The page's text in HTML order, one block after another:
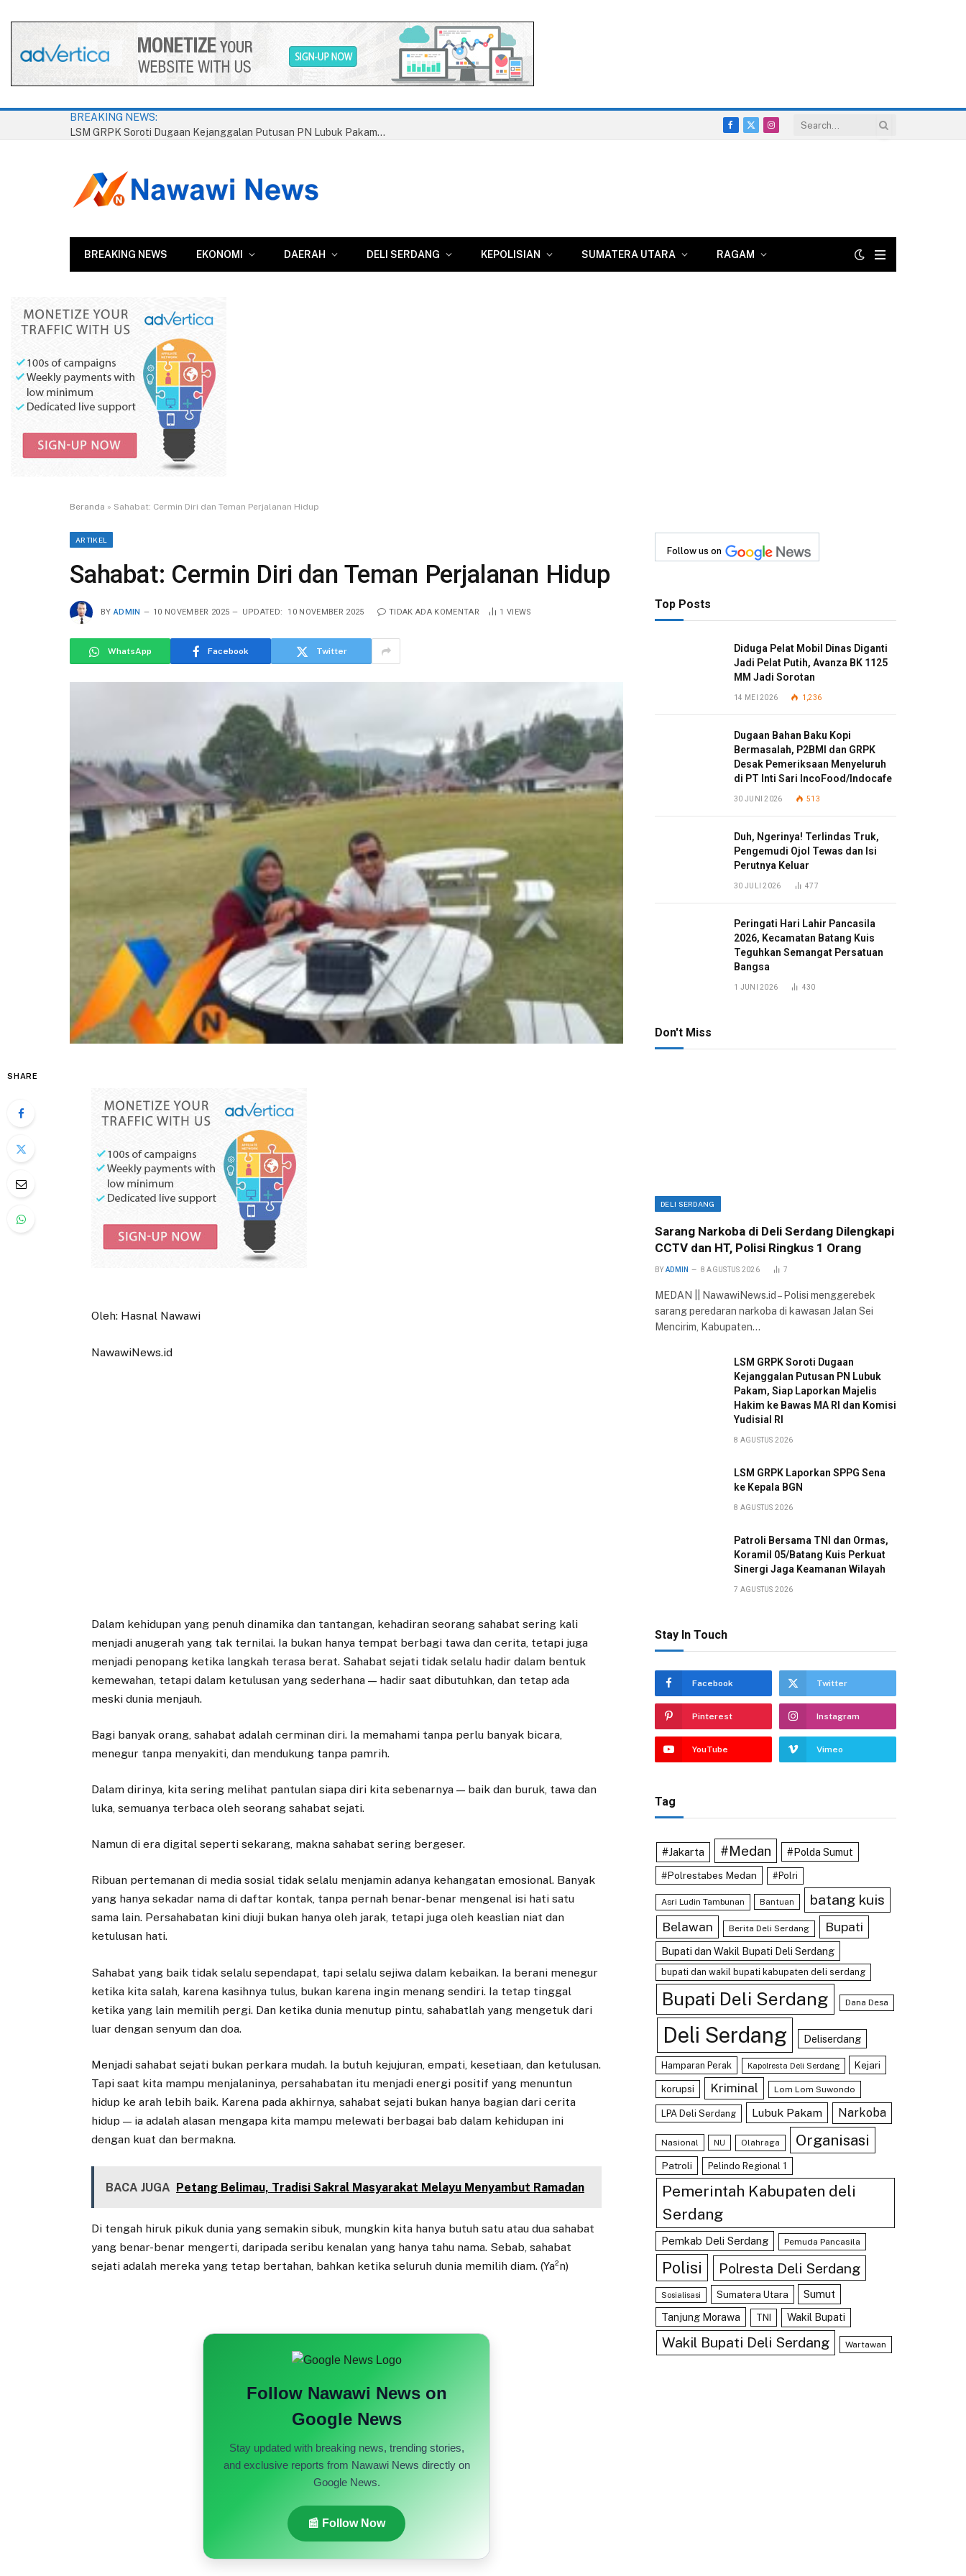
BREAKING NEWS:
LSM GRPK Soroti Dugaan Kejanggalan Putusan PN Lubuk Pakam, Siap Laporkan Majelis Hakim ke Bawas MA RI dan Komisi Yudisial RI
Facebook
X
Instagram
BREAKING NEWS EKONOMI DAERAH DELI SERDANG KEPOLISIAN SUMATERA UTARA RAGAM
Beranda » Sahabat: Cermin Diri dan Teman Perjalanan Hidup
ARTIKEL
Sahabat: Cermin Diri dan Teman Perjalanan Hidup
BY ADMIN 10 NOVEMBER 2025 UPDATED: 10 NOVEMBER 2025 TIDAK ADA KOMENTAR 1 VIEWS
WhatsApp Facebook Twitter
SHARE
Oleh: Hasnal Nawawi
NawawiNews.id
Dalam kehidupan yang penuh dinamika dan tantangan, kehadiran seorang sahabat sering kali
menjadi anugerah yang tak ternilai. Ia bukan hanya tempat berbagi tawa dan cerita, tetapi juga
menjadi penopang ketika langkah terasa berat. Sahabat sejati tidak selalu hadir dalam bentuk
kemewahan, tetapi dalam ketulusan yang sederhana — hadir saat dibutuhkan, dan tetap ada
meski dunia menjauh.
Bagi banyak orang, sahabat adalah cerminan diri. Ia memahami tanpa perlu banyak bicara,
menegur tanpa menyakiti, dan mendukung tanpa pamrih.
Dalam dirinya, kita sering melihat pantulan siapa diri kita sebenarnya — baik dan buruk, tawa dan
luka, semuanya terbaca oleh seorang sahabat sejati.
Namun di era digital seperti sekarang, makna sahabat sering bergeser.
Ribuan pertemanan di media sosial tidak selalu menjamin adanya kehangatan emosional. Banyak
yang hanya sekadar nama di daftar kontak, tanpa pernah benar-benar mengenal isi hati satu
sama lain. Persahabatan kini diuji bukan hanya oleh jarak, tetapi juga oleh keaslian niat dan
ketulusan hati.
Sahabat yang baik tidak selalu sependapat, tapi selalu sejiwa dalam kebaikan. Ia berani menegur
ketika kita salah, karena kasihnya tulus, bukan karena ingin menang sendiri. Ia tetap tinggal
ketika yang lain memilih pergi. Dan ketika dunia menutup pintu, sahabatlah yang mengetuk dari
luar dengan senyum dan doa.
Menjadi sahabat sejati bukan perkara mudah. Ia butuh kejujuran, empati, kesetiaan, dan ketulusan.
Tapi saat kita mampu menjalaninya, persahabatan itu menjadi energi positif yang menuntun
hidup ke arah lebih baik. Karena pada akhirnya, sahabat sejati bukan hanya bagian dari cerita
hidup — ia adalah alasan mengapa kita mampu melewati berbagai bab dalam kehidupan ini
dengan kuat dan bermakna.
BACA JUGA Petang Belimau, Tradisi Sakral Masyarakat Melayu Menyambut Ramadan
Di tengah hiruk pikuk dunia yang semakin sibuk, mungkin kita hanya butuh satu atau dua sahabat
yang benar-benar mengerti, daripada seribu kenalan yang hanya tahu nama. Sebab, sahabat
sejati adalah mereka yang tetap bertahan, bahkan ketika seluruh dunia memilih diam. (Ya²n)
Follow Nawawi News on
Google News
Stay updated with breaking news, trending stories,
and exclusive reports from Nawawi News directly on
Google News.
📰 Follow Now
Follow us on
Top Posts
Diduga Pelat Mobil Dinas Diganti
Jadi Pelat Putih, Avanza BK 1125
MM Jadi Sorotan
14 MEI 2026 1,236
Dugaan Bahan Baku Kopi
Bermasalah, P2BMI dan GRPK
Desak Pemeriksaan Menyeluruh
di PT Inti Sari IncoFood/Indocafe
30 JUNI 2026 513
Duh, Ngerinya! Terlindas Truk,
Pengemudi Ojol Tewas dan Isi
Perutnya Keluar
30 JULI 2026 477
Peringati Hari Lahir Pancasila
2026, Kecamatan Batang Kuis
Teguhkan Semangat Persatuan
Bangsa
1 JUNI 2026 430
Don't Miss
DELI SERDANG
Sarang Narkoba di Deli Serdang Dilengkapi
CCTV dan HT, Polisi Ringkus 1 Orang
BY ADMIN 8 AGUSTUS 2026 7
MEDAN || NawawiNews.id – Polisi menggerebek
sarang peredaran narkoba di kawasan Jalan Sei
Mencirim, Kabupaten…
LSM GRPK Soroti Dugaan
Kejanggalan Putusan PN Lubuk
Pakam, Siap Laporkan Majelis
Hakim ke Bawas MA RI dan Komisi
Yudisial RI
8 AGUSTUS 2026
LSM GRPK Laporkan SPPG Sena
ke Kepala BGN
8 AGUSTUS 2026
Patroli Bersama TNI dan Ormas,
Koramil 05/Batang Kuis Perkuat
Sinergi Jaga Keamanan Wilayah
7 AGUSTUS 2026
Stay In Touch
Facebook Twitter
Pinterest Instagram
YouTube Vimeo
Tag
#Jakarta #Medan #Polda Sumut
#Polrestabes Medan #Polri
Asri Ludin Tambunan Bantuan batang kuis
Belawan Berita Deli Serdang Bupati
Bupati dan Wakil Bupati Deli Serdang
bupati dan wakil bupati kabupaten deli serdang
Bupati Deli Serdang Dana Desa
Deli Serdang Deliserdang
Hamparan Perak Kapolresta Deli Serdang Kejari
korupsi Kriminal Lom Lom Suwondo
LPA Deli Serdang Lubuk Pakam Narkoba
Nasional NU Olahraga Organisasi
Patroli Pelindo Regional 1
Pemerintah Kabupaten deli
Serdang
Pemkab Deli Serdang Pemuda Pancasila
Polisi Polresta Deli Serdang
Sosialisasi Sumatera Utara
Sumut
Tanjung Morawa
TNI Wakil Bupati
Wakil Bupati Deli Serdang Wartawan